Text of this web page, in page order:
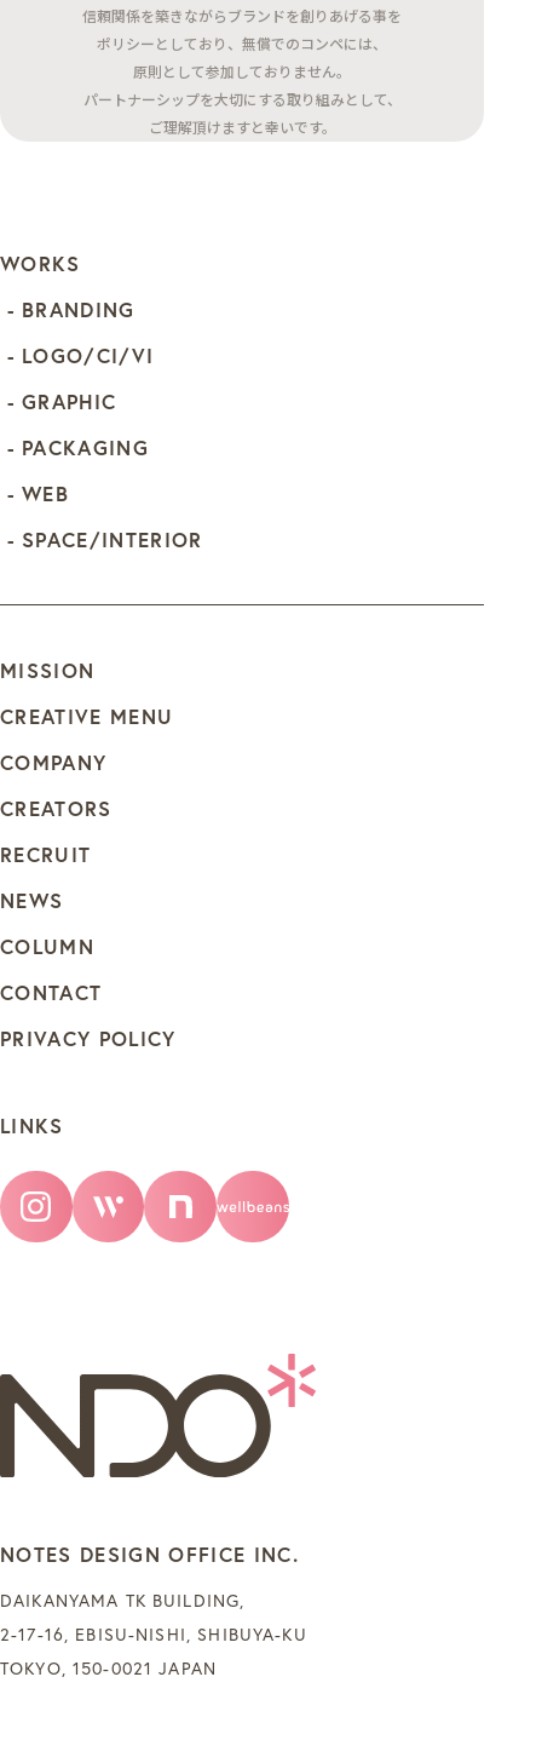
信頼関係を築きながらブランドを創りあげる事を
ポリシーとしており、無償でのコンペには、
原則として参加しておりません。
パートナーシップを大切にする取り組みとして、
ご理解頂けますと幸いです。
WORKS
BRANDING
LOGO/CI/VI
GRAPHIC
PACKAGING
WEB
SPACE/INTERIOR
MISSION
CREATIVE MENU
COMPANY
CREATORS
RECRUIT
NEWS
COLUMN
CONTACT
PRIVACY POLICY
LINKS
NOTES DESIGN OFFICE INC.
DAIKANYAMA TK BUILDING,
2-17-16, EBISU-NISHI, SHIBUYA-KU
TOKYO, 150-0021 JAPAN